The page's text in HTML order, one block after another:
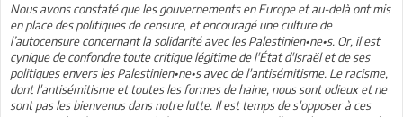
Nous avons constaté que les gouvernements en Europe et au-delà ont mis
en place des politiques de censure, et encouragé une culture de
l’autocensure concernant la solidarité avec les Palestinien•ne•s. Or, il est
cynique de confondre toute critique légitime de l'État d'Israël et de ses
politiques envers les Palestinien•ne•s avec de l'antisémitisme. Le racisme,
dont l'antisémitisme et toutes les formes de haine, nous sont odieux et ne
sont pas les bienvenus dans notre lutte. Il est temps de s'opposer à ces